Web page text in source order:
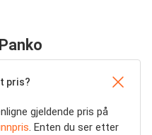
pris?
gjeldende pris på
. Enten du ser etter